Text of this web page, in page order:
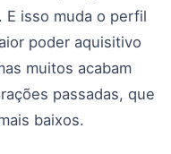
E isso muda o perfil
poder aquisitivo
muitos acabam
passadas, que
baixos.